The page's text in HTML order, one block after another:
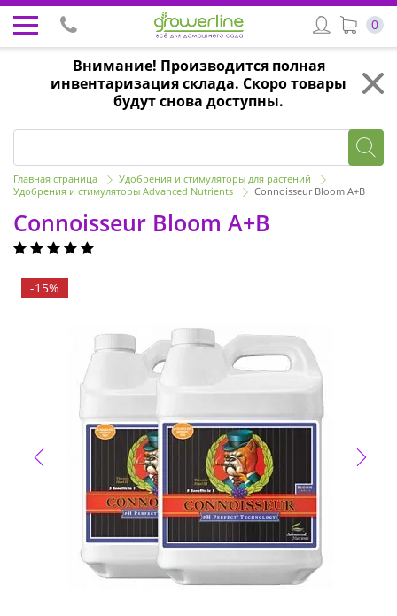
Внимание! Производится полная
инвентаризация склада. Скоро товары
будут снова доступны.
0
Главная страница
Удобрения и стимуляторы для растений
Удобрения и стимуляторы Advanced Nutrients
Connoisseur Bloom А+В
Connoisseur Bloom А+В
-15%